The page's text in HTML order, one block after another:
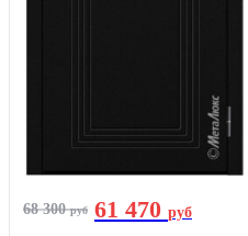
68 300руб 61 470 руб